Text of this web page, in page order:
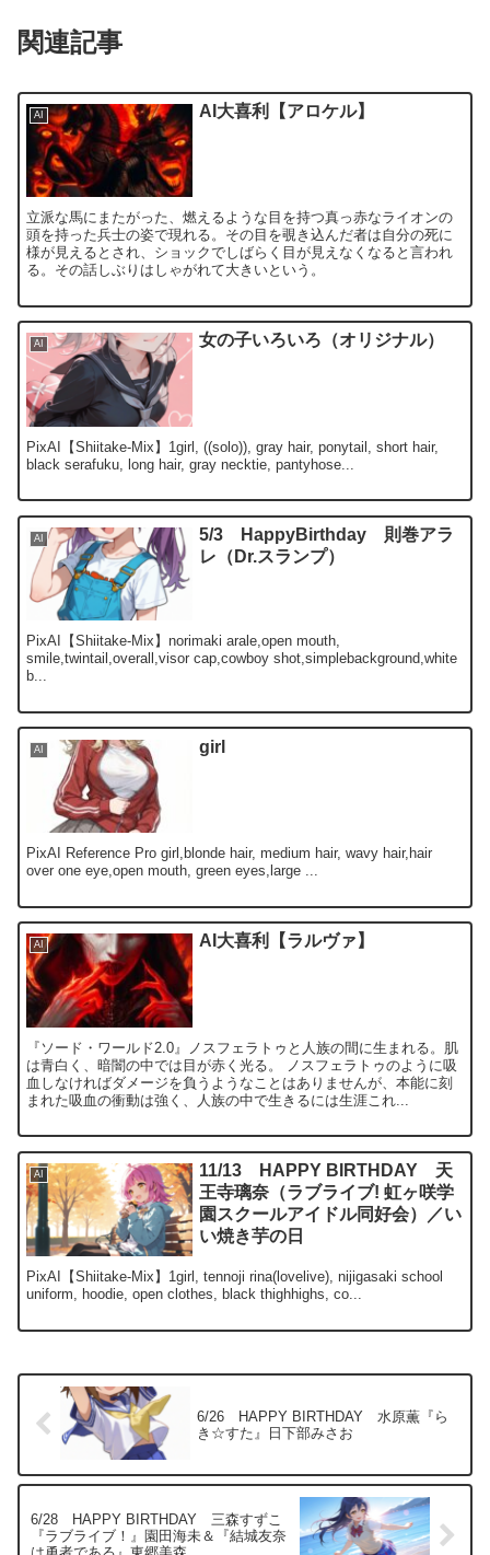
関連記事
AI AI大喜利【アロケル】
立派な馬にまたがった、燃えるような目を持つ真っ赤なライオンの
頭を持った兵士の姿で現れる。その目を覗き込んだ者は自分の死に
様が見えるとされ、ショックでしばらく目が見えなくなると言われ
る。その話しぶりはしゃがれて大きいという。
AI 女の子いろいろ（オリジナル）
PixAI【Shiitake-Mix】1girl, ((solo)), gray hair, ponytail, short hair,
black serafuku, long hair, gray necktie, pantyhose...
AI
5/3 HappyBirthday 則巻アラ
レ（Dr.スランプ）
PixAI【Shiitake-Mix】norimaki arale,open mouth,
smile,twintail,overall,visor cap,cowboy shot,simplebackground,white
b...
AI girl
PixAI Reference Pro girl,blonde hair, medium hair, wavy hair,hair
over one eye,open mouth, green eyes,large ...
AI AI大喜利【ラルヴァ】
『ソード・ワールド2.0』ノスフェラトゥと人族の間に生まれる。肌
は青白く、暗闇の中では目が赤く光る。 ノスフェラトゥのように吸
血しなければダメージを負うようなことはありませんが、本能に刻
まれた吸血の衝動は強く、人族の中で生きるには生涯これ...
AI
11/13 HAPPY BIRTHDAY 天
王寺璃奈（ラブライブ! 虹ヶ咲学
園スクールアイドル同好会）／い
い焼き芋の日
PixAI【Shiitake-Mix】1girl, tennoji rina(lovelive), nijigasaki school
uniform, hoodie, open clothes, black thighhighs, co...
6/26 HAPPY BIRTHDAY 水原薫『ら
き☆すた』日下部みさお
6/28 HAPPY BIRTHDAY 三森すずこ
『ラブライブ！』園田海未＆『結城友奈